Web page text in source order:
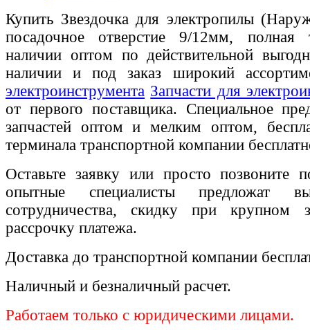
Купить Звездочка для электропилы
посадочное отверстие 9/12мм,
наличии оптом по действительной
наличии и под заказ широкий
электроинструмента Запчасти для
от первого поставщика. Специальное
запчастей оптом и мелким оптом,
терминала транспортной компании
Оставьте заявку или просто позвоните
опытные специалисты предложат
сотрудничества, скидку при крупном
рассрочку платежа.
Доставка до транспортной компании
Наличный и безналичный расчет.
Работаем только с юридическими лицами.